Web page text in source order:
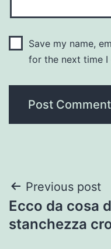
Save my name,
for the next time I
Post
navigation
Previous post
Ecco da cosa
stanchezza